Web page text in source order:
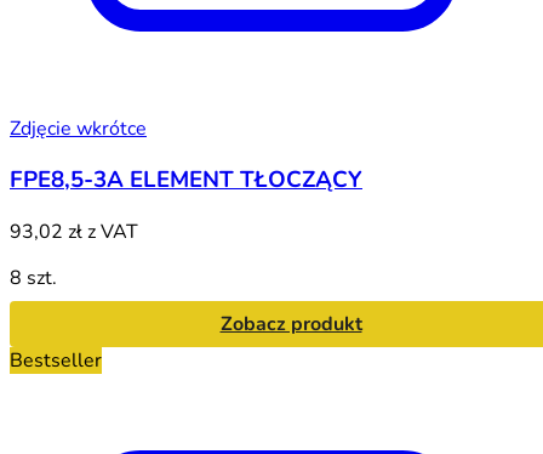
Zdjęcie wkrótce
FPE8,5-3A ELEMENT TŁOCZĄCY
93,02 złz VAT
8 szt.
Zobacz produkt
Bestseller